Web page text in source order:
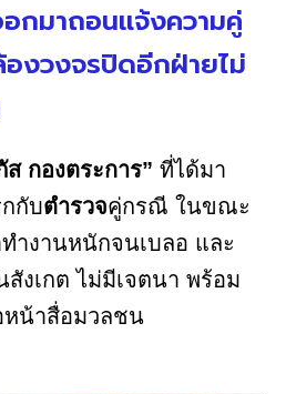
กมาถอนแจ้งความคู่
งวงจรปิดอีกฝ่ายไม่
กองตระการ” ที่ได้มา
กับตำรวจคู่กรณี ในขณะ
งานหนักจนเบลอ และ
งเกต ไม่มีเจตนา พร้อม
น้าสื่อมวลชน